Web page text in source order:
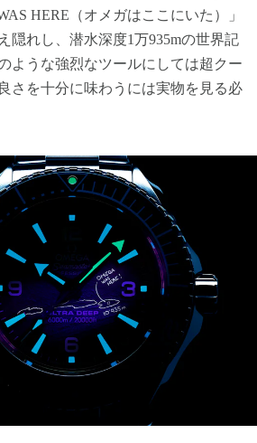
HERE（オメガはここにいた）」
隠れし、潜水深度1万935mの世界記
ような強烈なツールにしては超クー
さを十分に味わうには実物を見る必